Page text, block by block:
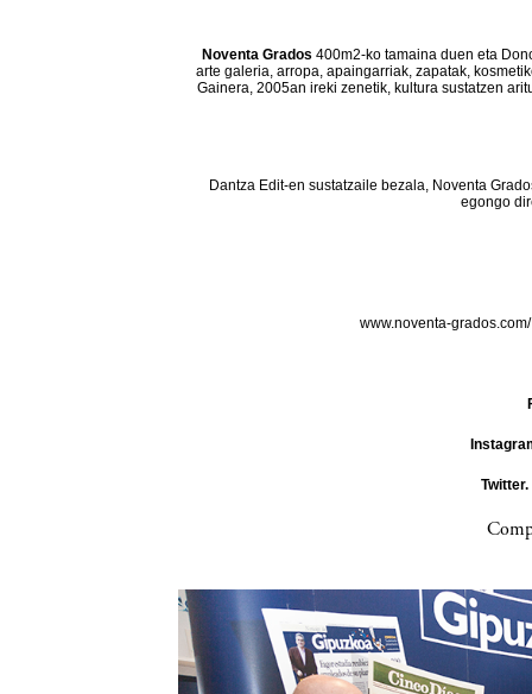
Noventa Grados 400m2-ko tamaina duen eta
arte galeria, arropa, apaingarriak, zapatak,
Gainera, 2005an ireki zenetik, kultura sustatzen
Dantza Edit-en sustatzaile bezala, Noventa
egongo
www.noventa-
Twitter.